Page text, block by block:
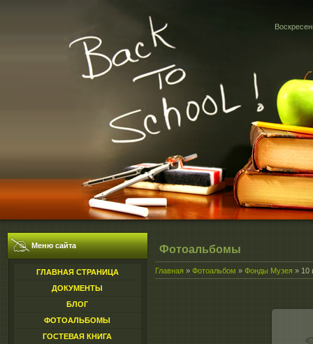
Меню сайта
ГЛАВНАЯ СТРАНИЦА
ДОКУМЕНТЫ
БЛОГ
ФОТОАЛЬБОМЫ
ГОСТЕВАЯ КНИГА
Фотоальбомы
Главная » Фотоальбом » Фонды Музея » 10